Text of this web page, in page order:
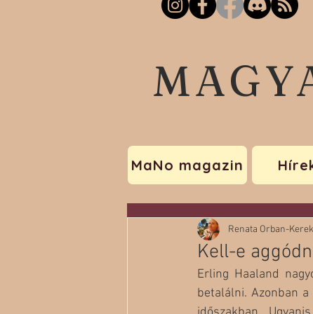
MaNo magazin
Kell-e
Renata Orban-
Erling Haaland
betalálni. Azonban